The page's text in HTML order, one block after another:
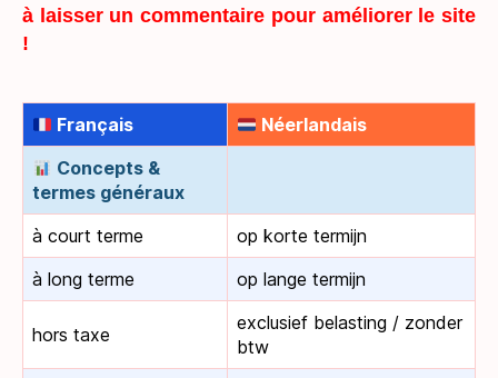
à laisser un commentaire pour améliorer le site
!
Français
Néerlandais
Concepts &
termes généraux
à court terme
op korte termijn
à long terme
op lange termijn
hors taxe
exclusief belasting / zonder
btw